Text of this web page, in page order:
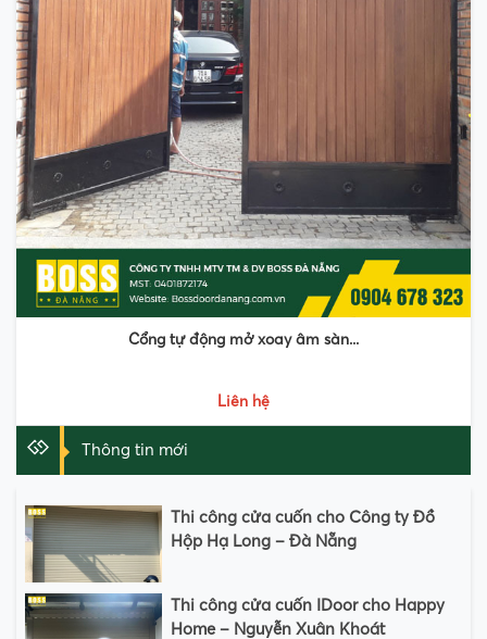
Cổng tự động mở xoay âm sàn...
Liên hệ
Thông tin mới
Thi công cửa cuốn cho Công ty Đồ
Hộp Hạ Long – Đà Nẵng
Thi công cửa cuốn IDoor cho Happy
Home – Nguyễn Xuân Khoát